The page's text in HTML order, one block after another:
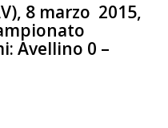
8 marzo 2015,
Avellino 0 –